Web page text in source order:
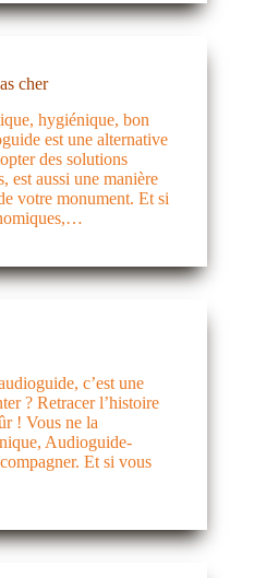
cher
hygiénique, bon
est une alternative
des solutions
est aussi une manière
votre monument. Et si
c’est une
? Retracer l’histoire
! Vous ne la
Audioguide-
Et si vous